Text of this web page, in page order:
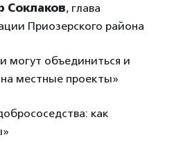
Соклаков, глава
Приозерского района
могут объединиться и
местные проекты»
как